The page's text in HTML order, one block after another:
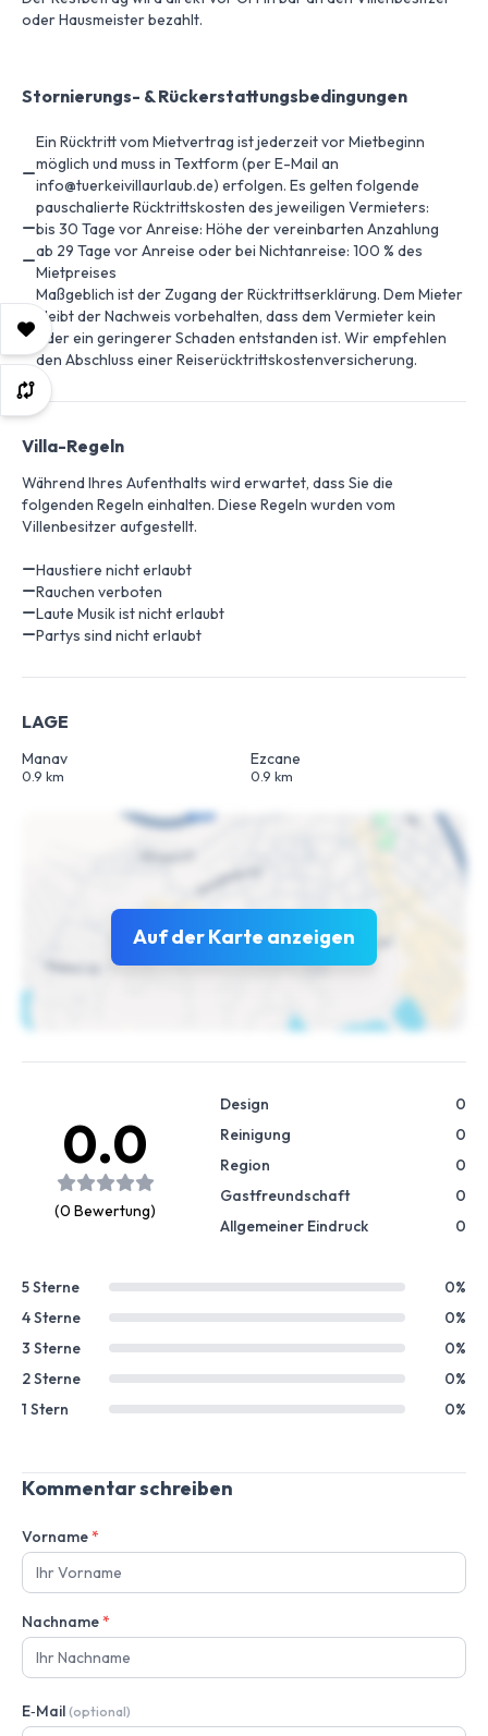
oder Hausmeister bezahlt.
Stornierungs- & Rückerstattungsbedingungen
Ein Rücktritt vom Mietvertrag ist jederzeit vor Mietbeginn
möglich und muss in Textform (per E-Mail an
info@tuerkeivillaurlaub.de) erfolgen. Es gelten folgende
pauschalierte Rücktrittskosten des jeweiligen Vermieters:
bis 30 Tage vor Anreise: Höhe der vereinbarten Anzahlung
ab 29 Tage vor Anreise oder bei Nichtanreise: 100 % des
Mietpreises
Maßgeblich ist der Zugang der Rücktrittserklärung. Dem Mieter
bleibt der Nachweis vorbehalten, dass dem Vermieter kein
oder ein geringerer Schaden entstanden ist. Wir empfehlen
den Abschluss einer Reiserücktrittskostenversicherung.
Villa-Regeln
Während Ihres Aufenthalts wird erwartet, dass Sie die
folgenden Regeln einhalten. Diese Regeln wurden vom
Villenbesitzer aufgestellt.
Haustiere nicht erlaubt
Rauchen verboten
Laute Musik ist nicht erlaubt
Partys sind nicht erlaubt
LAGE
Manav
0.9 km
Ezcane
0.9 km
Auf der Karte anzeigen
0.0
(0 Bewertung)
Design
0
Reinigung
0
Region
0
Gastfreundschaft
0
Allgemeiner Eindruck
0
5 Sterne
0%
4 Sterne
0%
3 Sterne
0%
2 Sterne
0%
1 Stern
0%
Kommentar schreiben
Vorname*
Nachname*
E‑Mail (optional)